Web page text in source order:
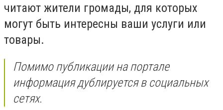
читают жители громады, для которых
могут быть интересны ваши услуги или
товары.
Помимо публикации на портале
информация дублируется в социальных
сетях.